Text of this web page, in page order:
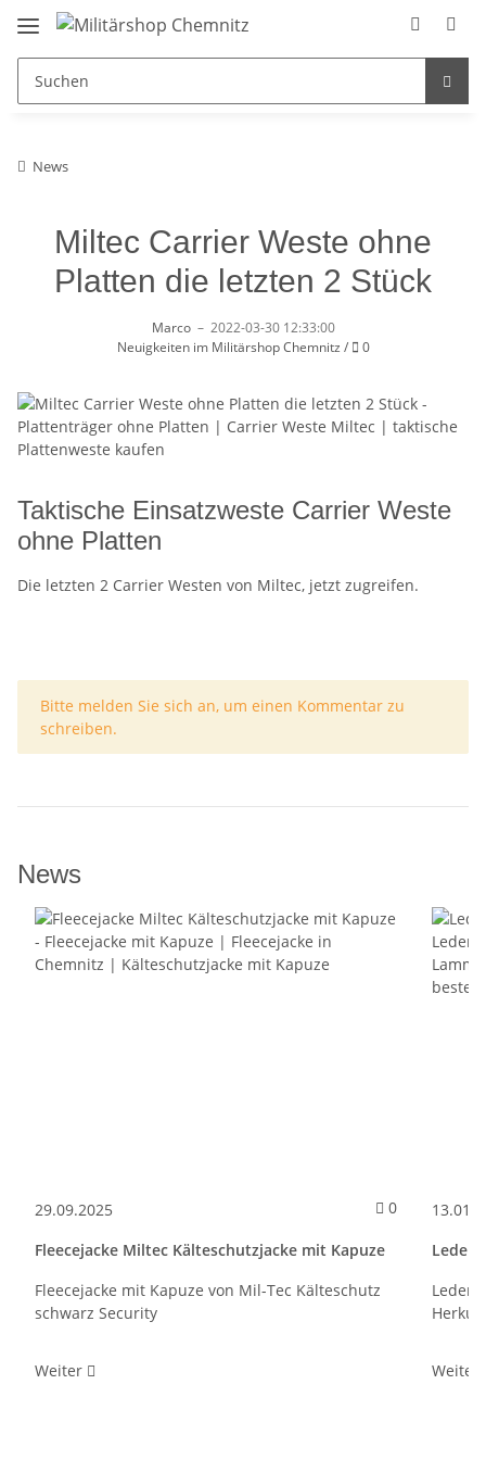
News
Miltec Carrier Weste ohne
Platten die letzten 2 Stück
Marco– 2022-03-30 12:33:00
Neuigkeiten im Militärshop Chemnitz / Kommentare
0
Taktische Einsatzweste Carrier Weste
ohne Platten
Die letzten 2 Carrier Westen von Miltec, jetzt zugreifen.
x
Bitte melden Sie sich an, um einen Kommentar zu
schreiben.
News
29.09.2025 Kommentare
0
Fleecejacke Miltec Kälteschutzjacke mit Kapuze
Fleecejacke mit Kapuze von Mil-Tec Kälteschutz
schwarz Security
Weiter Weiter